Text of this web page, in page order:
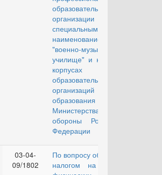
образовательной
организации со
специальным
наименованием
"военно-музыкальное
училище" и кадетских
корпусах военных
образовательных
организаций высшего
образования
Министерства
обороны Российской
Федерации
03-04-
09/1802
По вопросу обложения
налогом на доходы